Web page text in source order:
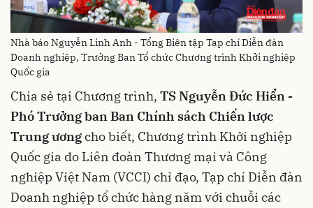
Nhà báo Nguyễn Linh Anh - Tổng Biên tập Tạp chí Diễn đàn
Doanh nghiệp, Trưởng Ban Tổ chức Chương trình Khởi nghiệp
Quốc gia
Chia sẻ tại Chương trình, TS Nguyễn Đức Hiển -
Phó Trưởng ban Ban Chính sách Chiến lược
Trung ươngcho biết, Chương trình Khởi nghiệp
Quốc gia do Liên đoàn Thương mại và Công
nghiệp Việt Nam (VCCI) chỉ đạo, Tạp chí Diễn đàn
Doanh nghiệp tổ chức hàng năm với chuỗi các